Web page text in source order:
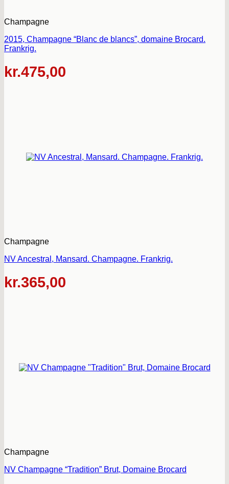
Champagne
2015, Champagne “Blanc de blancs”, domaine Brocard.
Frankrig.
kr.475,00
Champagne
NV Ancestral, Mansard. Champagne. Frankrig.
kr.365,00
Champagne
NV Champagne “Tradition” Brut, Domaine Brocard